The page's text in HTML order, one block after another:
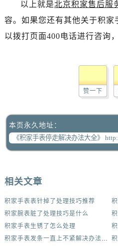
以上就是北京积家售后服
容。如果您还有其他关于积
以拨打页面400电话进行咨询
赞一下
本页永久地址：
相关文章
积家手表表针掉了处理技巧推荐
积家腕表脏了处理技巧是什么
积家手表生锈了怎么处理